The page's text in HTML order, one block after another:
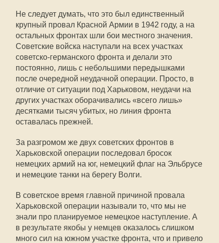
Не следует думать, что это был единственный
крупный провал Красной Армии в 1942 году, а на
остальных фронтах шли бои местного значения.
Советские войска наступали на всех участках
советско-германского фронта и делали это
постоянно, лишь с небольшими передышками
после очередной неудачной операции. Просто, в
отличие от ситуации под Харьковом, неудачи на
других участках оборачивались «всего лишь»
десятками тысяч убитых, но линия фронта
оставалась прежней.
За разгромом же двух советских фронтов в
Харьковской операции последовал бросок
немецких армий на юг, немецкий флаг на Эльбрусе
и немецкие танки на берегу Волги.
В советское время главной причиной провала
Харьковской операции называли то, что мы не
знали про планируемое немецкое наступление. А
в результате якобы у немцев оказалось слишком
много сил на южном участке фронта, что и привело